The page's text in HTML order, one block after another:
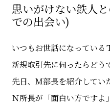
思いがけない鉄人
での出会い)
いつもお世話になっている
新規取引先に伺ったらどう
先日、Ｍ部長を紹介してい
Ｎ所長が「面白い方ですよ